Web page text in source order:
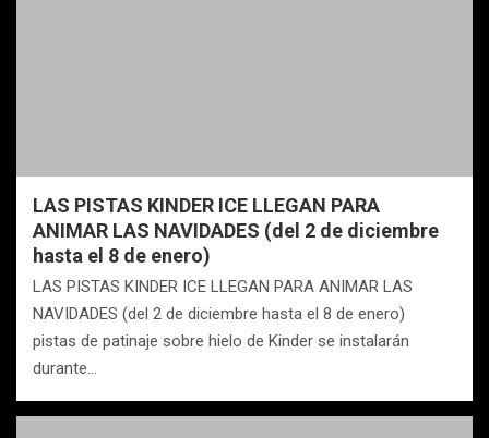
LAS PISTAS KINDER ICE LLEGAN PARA
ANIMAR LAS NAVIDADES (del 2 de diciembre
hasta el 8 de enero)
LAS PISTAS KINDER ICE LLEGAN PARA ANIMAR LAS
NAVIDADES (del 2 de diciembre hasta el 8 de enero)
pistas de patinaje sobre hielo de Kinder se instalarán
durante…